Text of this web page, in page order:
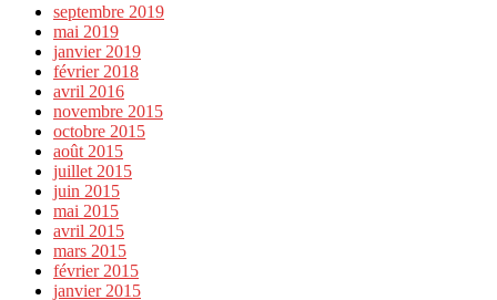
septembre 2019
mai 2019
janvier 2019
février 2018
avril 2016
novembre 2015
octobre 2015
août 2015
juillet 2015
juin 2015
mai 2015
avril 2015
mars 2015
février 2015
janvier 2015